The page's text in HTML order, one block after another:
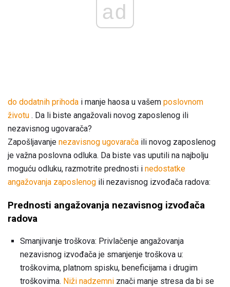
ad
do dodatnih prihoda i manje haosa u vašem poslovnom
životu . Da li biste angažovali novog zaposlenog ili
nezavisnog ugovarača?
Zapošljavanje nezavisnog ugovarača ili novog zaposlenog
je važna poslovna odluka. Da biste vas uputili na najbolju
moguću odluku, razmotrite prednosti i nedostatke
angažovanja zaposlenog ili nezavisnog izvođača radova:
Prednosti angažovanja nezavisnog izvođača
radova
Smanjivanje troškova: Privlačenje angažovanja
nezavisnog izvođača je smanjenje troškova u:
troškovima, platnom spisku, beneficijama i drugim
troškovima. Niži nadzemni znači manje stresa da bi se